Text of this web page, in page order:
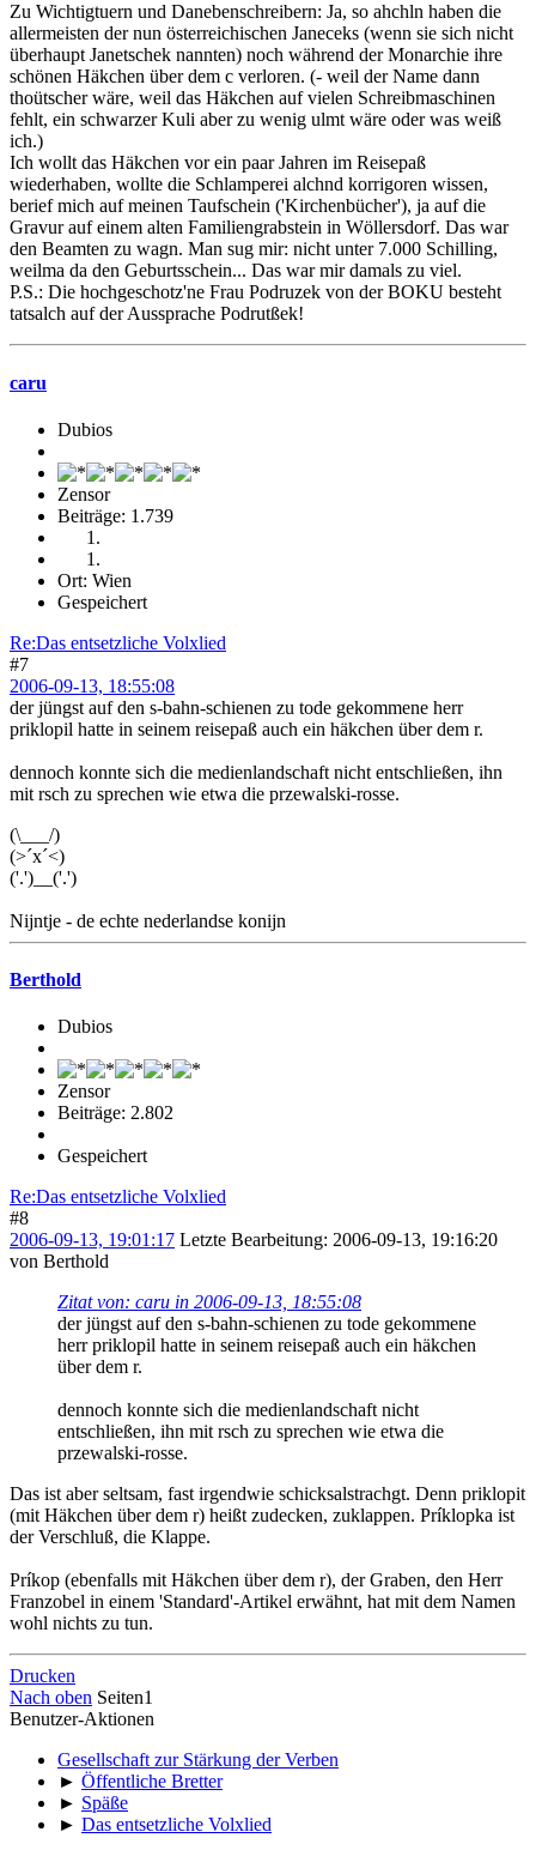
Zu Wichtigtuern und Danebenschreibern: Ja, so ahchln haben die
allermeisten der nun österreichischen Janeceks (wenn sie sich nicht
überhaupt Janetschek nannten) noch während der Monarchie ihre
schönen Häkchen über dem c verloren. (- weil der Name dann
thoütscher wäre, weil das Häkchen auf vielen Schreibmaschinen
fehlt, ein schwarzer Kuli aber zu wenig ulmt wäre oder was weiß
ich.)
Ich wollt das Häkchen vor ein paar Jahren im Reisepaß
wiederhaben, wollte die Schlamperei alchnd korrigoren wissen,
berief mich auf meinen Taufschein ('Kirchenbücher'), ja auf die
Gravur auf einem alten Familiengrabstein in Wöllersdorf. Das war
den Beamten zu wagn. Man sug mir: nicht unter 7.000 Schilling,
weilma da den Geburtsschein... Das war mir damals zu viel.
P.S.: Die hochgeschotz'ne Frau Podruzek von der BOKU besteht
tatsalch auf der Aussprache Podrutßek!
caru
Dubios
Zensor
Beiträge: 1.739
Ort: Wien
Gespeichert
Re:Das entsetzliche Volxlied
#7
2006-09-13, 18:55:08
der jüngst auf den s-bahn-schienen zu tode gekommene herr
priklopil hatte in seinem reisepaß auch ein häkchen über dem r.
dennoch konnte sich die medienlandschaft nicht entschließen, ihn
mit rsch zu sprechen wie etwa die przewalski-rosse.
(\___/)
(>´x´<)
('.')__('.')
Nijntje - de echte nederlandse konijn
Berthold
Dubios
Zensor
Beiträge: 2.802
Gespeichert
Re:Das entsetzliche Volxlied
#8
2006-09-13, 19:01:17 Letzte Bearbeitung: 2006-09-13, 19:16:20
von Berthold
Zitat von: caru in 2006-09-13, 18:55:08
der jüngst auf den s-bahn-schienen zu tode gekommene
herr priklopil hatte in seinem reisepaß auch ein häkchen
über dem r.
dennoch konnte sich die medienlandschaft nicht
entschließen, ihn mit rsch zu sprechen wie etwa die
przewalski-rosse.
Das ist aber seltsam, fast irgendwie schicksalstrachgt. Denn priklopit
(mit Häkchen über dem r) heißt zudecken, zuklappen. Príklopka ist
der Verschluß, die Klappe.
Príkop (ebenfalls mit Häkchen über dem r), der Graben, den Herr
Franzobel in einem 'Standard'-Artikel erwähnt, hat mit dem Namen
wohl nichts zu tun.
Drucken
Nach oben Seiten1
Benutzer-Aktionen
Gesellschaft zur Stärkung der Verben
► Öffentliche Bretter
► Späße
► Das entsetzliche Volxlied